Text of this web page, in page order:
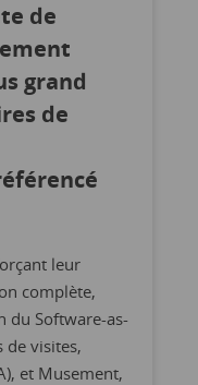
de
grand
de
leur
complète,
du Software-as-
de visites,
et Musement,